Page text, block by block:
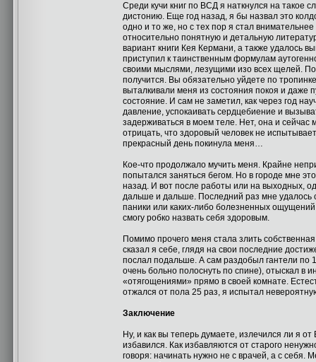
Среди кучи книг по ВСД я наткнулся на такое
дистонию. Еще год назад, я бы назвал это
одно и то же, но с тех пор я стал
относительно понятную и детальную
вариант книги Кея Кермани, а также удалось
приступил к таинственным формулам
своими мыслями, лезущими изо всех щелей.
получится. Вы обязательно уйдете по
выталкивали меня из состояния покоя и даже
состояние. И сам не заметил, как через год
давление, успокаивать сердцебиение и
задерживаться в моем теле. Нет, она и сейчас
отрицать, что здоровый человек не
прекрасный день покинула меня…
Кое-что продолжало мучить меня. Крайне
попытался заняться бегом. Но в городе мне
назад. И вот после работы или на выходных,
дальше и дальше. Последний раз мне удалось
паники или каких-либо болезненных
смогу робко назвать себя здоровым.
Помимо прочего меня стала злить
сказал я себе, глядя на свои последние
послал подальше. А сам раздобыл гантели по
очень больно полоснуть по спине), отыскал в
«отягощениями» прямо в своей комнате.
отжался от пола 25 раз, я испытал
Заключение
Ну, и как вы теперь думаете, излечился ли я
избавился. Как избавляются от старого
говоря: начинать нужно не с врачей, а с себя.